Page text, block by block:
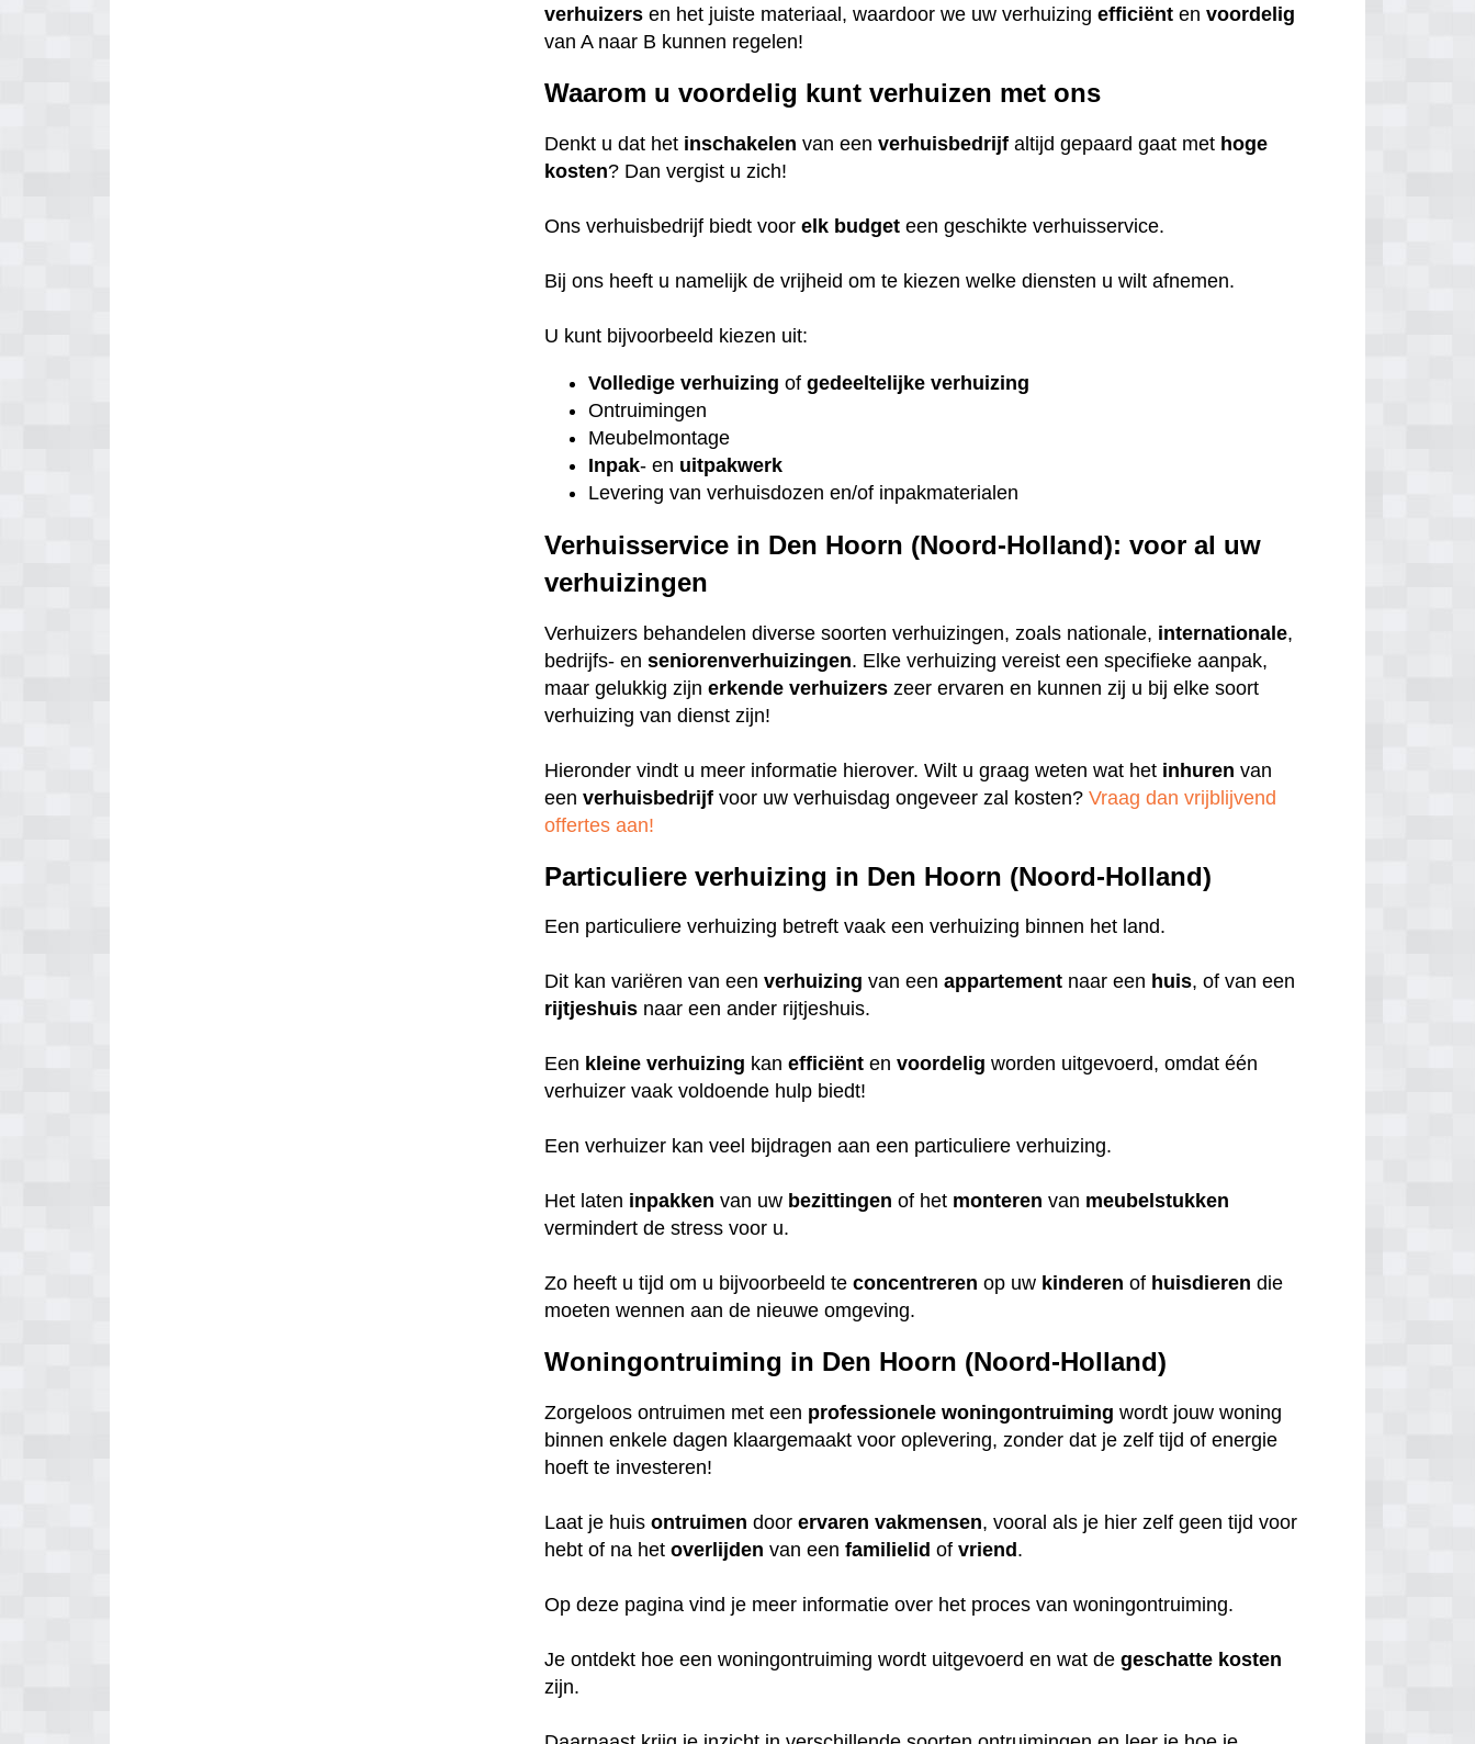
verhuizers en het juiste materiaal, waardoor we uw verhuizingefficiënt envoordelig
van A naar B kunnen regelen!
Waarom u voordelig kunt verhuizen met ons
Denkt u dat het inschakelen van eenverhuisbedrijf altijd gepaard gaat met hoge
kosten? Dan vergist u zich!
Ons verhuisbedrijf biedt voorelk budget een geschikte verhuisservice.
Bij ons heeft u namelijk de vrijheid om te kiezen welke diensten u wilt afnemen.
U kunt bijvoorbeeld kiezen uit:
Volledige verhuizing ofgedeeltelijke verhuizing
Ontruimingen
Meubelmontage
Inpak- en uitpakwerk
Levering van verhuisdozen en/of inpakmaterialen
Verhuisservice in Den Hoorn (Noord-Holland): voor al uw
verhuizingen
Verhuizers behandelen diverse soorten verhuizingen, zoals nationale, internationale,
bedrijfs- enseniorenverhuizingen. Elke verhuizing vereist een specifieke aanpak,
maar gelukkig zijnerkende verhuizers zeer ervaren en kunnen zij u bij elke soort
verhuizing van dienst zijn!
Hieronder vindt u meer informatie hierover. Wilt u graag weten wat het inhuren van
eenverhuisbedrijf voor uw verhuisdag ongeveer zal kosten?Vraag dan vrijblijvend
offertes aan!
Particuliere verhuizing in Den Hoorn (Noord-Holland)
Een particuliere verhuizing betreft vaak een verhuizing binnen het land.
Dit kan variëren van eenverhuizing van eenappartement naar een huis, of van een
rijtjeshuis naar een ander rijtjeshuis.
Een kleine verhuizing kanefficiënt envoordelig worden uitgevoerd, omdat één
verhuizer vaak voldoende hulp biedt!
Een verhuizer kan veel bijdragen aan een particuliere verhuizing.
Het laten inpakken van uw bezittingen of het monteren van meubelstukken
vermindert de stress voor u.
Zo heeft u tijd om u bijvoorbeeld teconcentreren op uw kinderen of huisdieren die
moeten wennen aan de nieuwe omgeving.
Woningontruiming in Den Hoorn (Noord-Holland)
Zorgeloos ontruimen met een professionele woningontruiming wordt jouw woning
binnen enkele dagen klaargemaakt voor oplevering, zonder dat je zelf tijd of energie
hoeft te investeren!
Laat je huisontruimen doorervaren vakmensen, vooral als je hier zelf geen tijd voor
hebt of na hetoverlijden van eenfamilielid ofvriend.
Op deze pagina vind je meer informatie over het proces van woningontruiming.
Je ontdekt hoe een woningontruiming wordt uitgevoerd en wat degeschatte kosten
zijn.